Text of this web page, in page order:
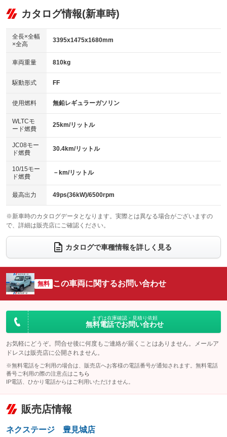
リフトアップ
：装備なし
：装備なし
パワーウィンドウ
アイドリングストップ
：装備あり
USB入力端子
：装備あり
100V電源
：装備なし
センターデフロック
：装備なし
電動格納ミラー
：装備あり
ビジュアル：-／DVD再生
：装備あり
アルミホイール
：装備なし
HID(キセノンライト)
バックカメラ
エアロ
：装備なし
ローダウン
：装備なし
ベンチシート
：装備なし
チップアップシート
：装備なし
電動格納サードシート
：装備なし シートヒーター
：装備あり
ウォークスルー
電動リアゲート フロントカメラ
：装備なし
シートエアコン
：装備なし 全周囲カメラ
：装備なし
サイドカメラ
：装備なし ルーフレール
：装備なし
エアサスペンション ヘッドライトウォッシャー
カタログ情報(新車時)
全長×全幅
×全高
3395x1475x1680mm
車両重量 810kg
駆動形式 FF
使用燃料 無鉛レギュラーガソリン
WLTCモ
ード燃費
25km/リットル
JC08モー
ド燃費
30.4km/リットル
10/15モー
ド燃費
－km/リットル
最高出力 49ps(36kW)/6500rpm
※新車時のカタログデータとなります。実際とは異なる場合がございますの
で、詳細は販売店にご確認ください。
カタログで車種情報を詳しく見る
無料 この車両に関するお問い合わせ
まずは在庫確認・見積り依頼
無料電話でお問い合わせ
お気軽にどうぞ。問合せ後に何度もご連絡が届くことはありません。メールア
ドレスは販売店に公開されません。
※無料電話をご利用の場合は、販売店へお客様の電話番号が通知されます。無料電話
番号ご利用の際の注意点は こちら
IP電話、ひかり電話からはご利用いただけません。
販売店情報
ネクステージ 豊見城店